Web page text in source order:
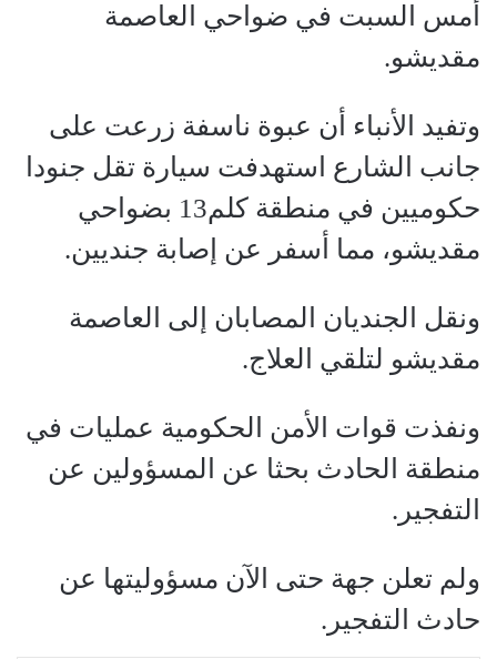
أمس السبت في ضواحي العاصمة
مقديشو.
وتفيد الأنباء أن عبوة ناسفة زرعت على
جانب الشارع استهدفت سيارة تقل جنودا
حكوميين في منطقة كلم13 بضواحي
مقديشو، مما أسفر عن إصابة جنديين.
ونقل الجنديان المصابان إلى العاصمة
مقديشو لتلقي العلاج.
ونفذت قوات الأمن الحكومية عمليات في
منطقة الحادث بحثا عن المسؤولين عن
التفجير.
ولم تعلن جهة حتى الآن مسؤوليتها عن
حادث التفجير.